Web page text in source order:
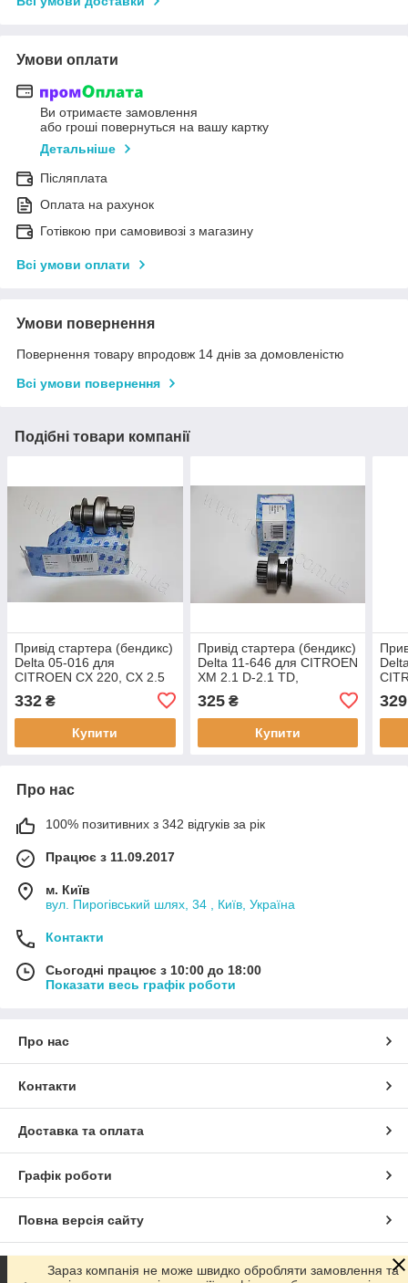
Умови оплати
Ви отримаєте замовлення
або гроші повернуться на вашу картку
Детальніше
Післяплата
Оплата на рахунок
Готівкою при самовивозі з магазину
Всі умови оплати
Умови повернення
Повернення товару впродовж 14 днів за домовленістю
Всі умови повернення
Подібні товари компанії
Привід стартера (бендикс)
Delta 05-016 для
CITROEN CX 220, CX 2.5
номери: 096507, 2933,
131117
332 ₴
Купити
Привід стартера (бендикс)
Delta 11-646 для CITROEN
XM 2.1 D-2.1 TD,
1006209646, 2133, 230352
325₴
Купити
329
Про нас
100% позитивних з 342 відгуків за рік
Працює з 11.09.2017
м. Київ
вул. Пирогівський шлях, 34 , Київ, Україна
Контакти
Сьогодні працює з 10:00 до 18:00
Показати весь графік роботи
Про нас
Контакти
Доставка та оплата
Графік роботи
Повна версія сайту
Сайт створено на маркетплейсі Prom.ua
Зараз компанія не може швидко обробляти замовлення та